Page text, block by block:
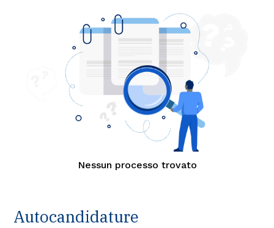
Nessun processo trovato
Autocandidature